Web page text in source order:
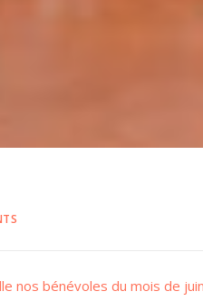
nos bénévoles du mois de juin